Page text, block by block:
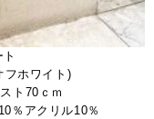
ホワイト)
ト70ｃｍ
％アクリル10％